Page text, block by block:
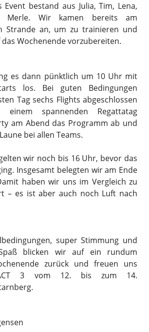
Event bestand aus Julia, Tim, Lena,
Merle. Wir kamen bereits am
Strande an, um zu trainieren und
Wochenende vorzubereiten.
es dann pünktlich um 10 Uhr mit
los. Bei guten Bedingungen
Tag sechs Flights abgeschlossen
einem spannenden Regattatag
am Abend das Programm ab und
bei allen Teams.
wir noch bis 16 Uhr, bevor das
Insgesamt belegten wir am Ende
haben wir uns im Vergleich zu
– es ist aber auch noch Luft nach
super Stimmung und
blicken wir auf ein rundum
zurück und freuen uns
3 vom 12. bis zum 14.